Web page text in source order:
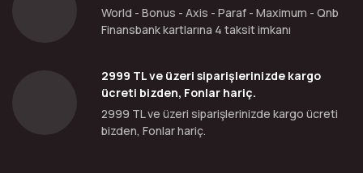
World - Bonus - Axis - Paraf - Maximum - Qnb
Finansbank kartlarına 4 taksit imkanı
2999 TL ve üzeri siparişlerinizde kargo
ücreti bizden, Fonlar hariç.
2999 TL ve üzeri siparişlerinizde kargo ücreti
bizden, Fonlar hariç.